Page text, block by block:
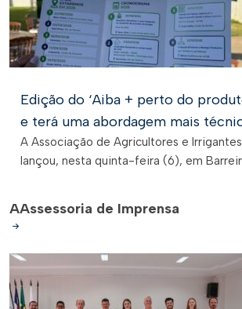
Edição do ‘Aiba + perto do
e terá uma abordagem mais
A Associação de Agricultores e
lançou, nesta quinta-feira (6), em
AAssessoria de Imprensa